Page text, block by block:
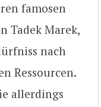
famosen
Tadek Marek,
nach
Ressourcen.
allerdings